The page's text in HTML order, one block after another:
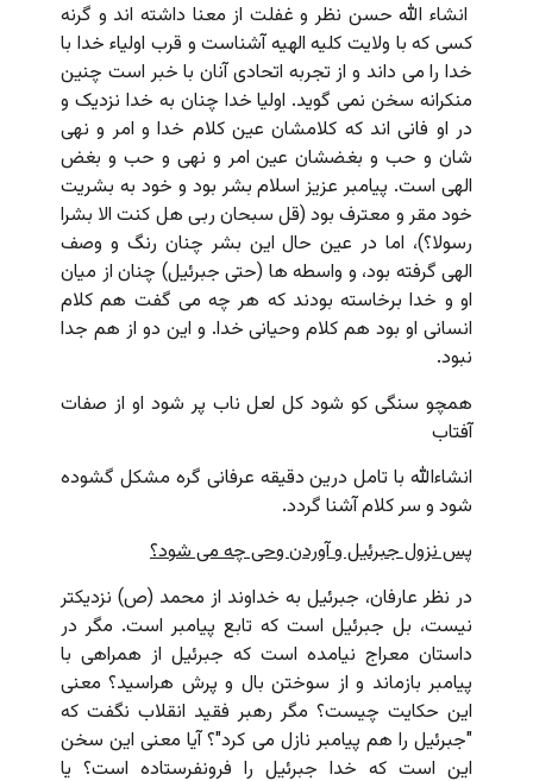
انشاء الله حسن نظر و غفلت از معنا داشته اند و گرنه
کسی که با ولایت کلیه الهیه آشناست و قرب اولیاء خدا با
خدا را می داند و از تجربه اتحادی آنان با خبر است چنین
منکرانه سخن نمی گوید. اولیا خدا چنان به خدا نزدیک و
در او فانی اند که کلامشان عین کلام خدا و امر و نهی
شان و حب و بغضشان عین امر و نهی و حب و بغض
الهی است. پیامبر عزیز اسلام بشر بود و خود به بشریت
خود مقر و معترف بود (قل سبحان ربی هل کنت الا بشرا
رسولا؟)، اما در عین حال این بشر چنان رنگ و وصف
الهی گرفته بود، و واسطه ها (حتی جبرئیل) چنان از میان
او و خدا برخاسته بودند که هر چه می گفت هم کلام
انسانی او بود هم کلام وحیانی خدا. و این دو از هم جدا
نبود.
همچو سنگی کو شود کل لعل ناب پر شود او از صفات
آفتاب
انشاءالله با تامل درین دقیقه عرفانی گره مشکل گشوده
شود و سر کلام آشنا گردد.
پس نزول جبرئیل و آوردن وحی چه می شود؟
در نظر عارفان، جبرئیل به خداوند از محمد (ص) نزدیکتر
نیست، بل جبرئیل است که تابع پیامبر است. مگر در
داستان معراج نیامده است که جبرئیل از همراهی با
پیامبر بازماند و از سوختن بال و پرش هراسید؟ معنی
این حکایت چیست؟ مگر رهبر فقید انقلاب نگفت که
"جبرئیل را هم پیامبر نازل می کرد"؟ آیا معنی این سخن
این است که خدا جبرئیل را فرونفرستاده است؟ یا